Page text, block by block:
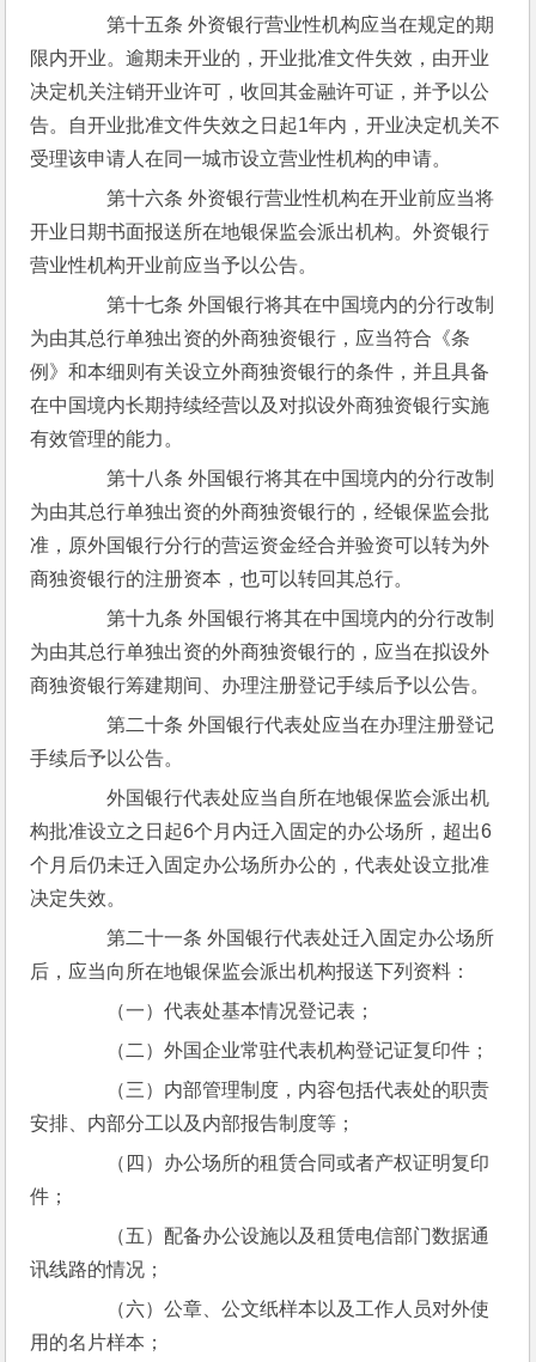
第十五条 外资银行营业性机构应当在规定的期
限内开业。逾期未开业的，开业批准文件失效，由开业
决定机关注销开业许可，收回其金融许可证，并予以公
告。自开业批准文件失效之日起1年内，开业决定机关不
受理该申请人在同一城市设立营业性机构的申请。
第十六条 外资银行营业性机构在开业前应当将
开业日期书面报送所在地银保监会派出机构。外资银行
营业性机构开业前应当予以公告。
第十七条 外国银行将其在中国境内的分行改制
为由其总行单独出资的外商独资银行，应当符合《条
例》和本细则有关设立外商独资银行的条件，并且具备
在中国境内长期持续经营以及对拟设外商独资银行实施
有效管理的能力。
第十八条 外国银行将其在中国境内的分行改制
为由其总行单独出资的外商独资银行的，经银保监会批
准，原外国银行分行的营运资金经合并验资可以转为外
商独资银行的注册资本，也可以转回其总行。
第十九条 外国银行将其在中国境内的分行改制
为由其总行单独出资的外商独资银行的，应当在拟设外
商独资银行筹建期间、办理注册登记手续后予以公告。
第二十条 外国银行代表处应当在办理注册登记
手续后予以公告。
外国银行代表处应当自所在地银保监会派出机
构批准设立之日起6个月内迁入固定的办公场所，超出6
个月后仍未迁入固定办公场所办公的，代表处设立批准
决定失效。
第二十一条 外国银行代表处迁入固定办公场所
后，应当向所在地银保监会派出机构报送下列资料：
（一）代表处基本情况登记表；
（二）外国企业常驻代表机构登记证复印件；
（三）内部管理制度，内容包括代表处的职责
安排、内部分工以及内部报告制度等；
（四）办公场所的租赁合同或者产权证明复印
件；
（五）配备办公设施以及租赁电信部门数据通
讯线路的情况；
（六）公章、公文纸样本以及工作人员对外使
用的名片样本；